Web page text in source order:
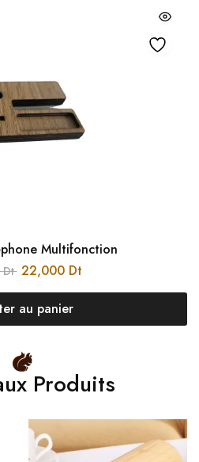
Multifonction
Dt 22,000 Dt
au panier
Produits